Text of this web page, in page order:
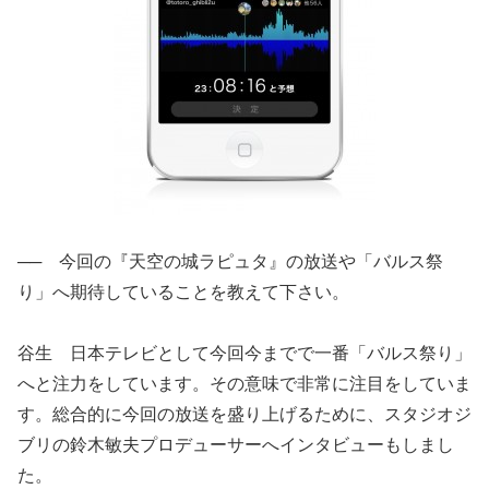
── 今回の『天空の城ラピュタ』の放送や「バルス祭
り」へ期待していることを教えて下さい。
谷生 日本テレビとして今回今までで一番「バルス祭り」
へと注力をしています。その意味で非常に注目をしていま
す。総合的に今回の放送を盛り上げるために、スタジオジ
ブリの鈴木敏夫プロデューサーへインタビューもしまし
た。